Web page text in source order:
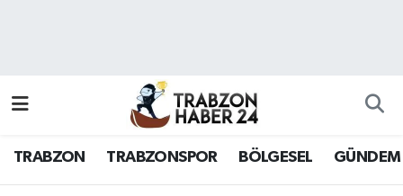
TRABZON TRABZONSPOR BÖLGESEL GÜNDEM
Hava Durumu
Namaz Vakitleri